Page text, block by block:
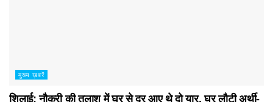
मुख्य ख़बरें
शिलाई: नौकरी की तलाश में घर से दूर आए थे दो यार, घर लौटी अर्थी-